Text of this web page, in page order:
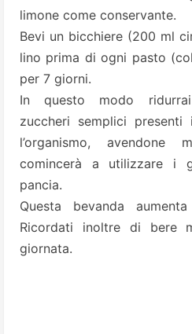
limone come conservante.
Bevi un bicchiere (200 ml
lino prima di ogni pasto
per 7 giorni.
In questo modo ridurrai
zuccheri semplici
l’organismo, avendone
comincerà a utilizzare i
pancia.
Questa bevanda
Ricordati inoltre di bere
giornata.